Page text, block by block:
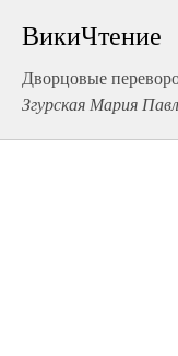
ВикиЧтение
Дворцовые
Згурская Мария